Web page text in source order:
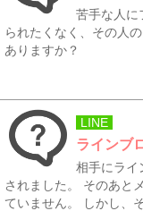
苦手な人に
られたくなく、その人
ありますか？
LINE
ラインブ
相手にライ
されました。 そのあと
ていません。 しかし、